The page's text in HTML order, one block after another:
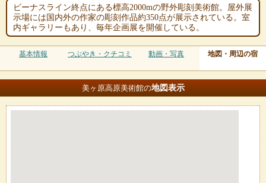
ビーナスライン終点にある標高2000mの野外彫刻美術館。屋外展
示場には国内外の作家の彫刻作品約350点が展示されている。室
内ギャラリーもあり、毎年企画展を開催している。
基本情報 つぶやき・クチコミ 動画・写真 地図・周辺の宿
美ヶ原高原美術館の地図表示